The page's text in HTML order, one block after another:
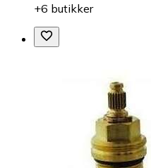
+6 butikker